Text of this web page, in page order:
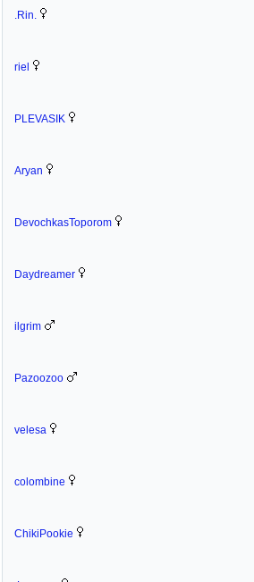
.Rin.
riel
PLEVASIK
Aryan
DevochkasToporom
Daydreamer
ilgrim
Pazoozoo
velesa
colombine
ChikiPookie